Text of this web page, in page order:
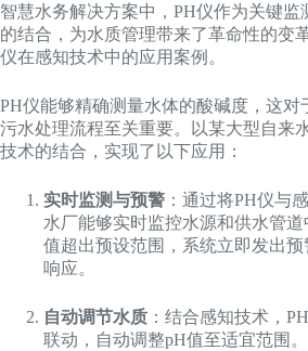
智慧水务解决方案中，PH仪作为关键
的结合，为水质管理带来了革命性的变
仪在感知技术中的应用案例。
PH仪能够精确测量水体的酸碱度，这对
污水处理流程至关重要。以某大型自来
技术的结合，实现了以下应用：
实时监测与预警 ：通过将PH仪与
水厂能够实时监控水源和供水管
值超出预设范围，系统立即发出
响应。
自动调节水质 ：结合感知技术，
联动，自动调整pH值至适宜范围